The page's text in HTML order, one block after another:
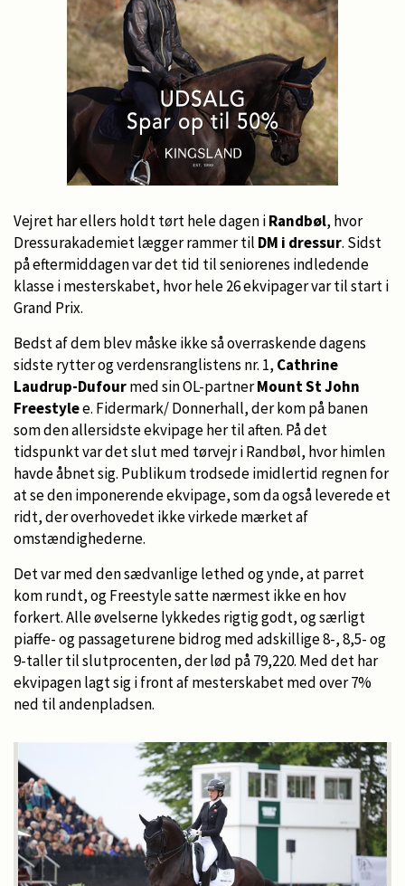
Vejret har ellers holdt tørt hele dagen iRandbøl, hvor
Dressurakademiet lægger rammer til DM i dressur. Sidst
på eftermiddagen var det tid til seniorenes indledende
klasse i mesterskabet, hvor hele 26 ekvipager var til start i
Grand Prix.
Bedst af dem blev måske ikke så overraskende dagens
sidste rytter og verdensranglistens nr. 1, Cathrine
Laudrup-Dufourmed sin OL-partnerMount St John
Freestylee. Fidermark/ Donnerhall, der kom på banen
som den allersidste ekvipage her til aften. På det
tidspunkt var det slut med tørvejr i Randbøl, hvor himlen
havde åbnet sig. Publikum trodsede imidlertid regnen for
at se den imponerende ekvipage, som da også leverede et
ridt, der overhovedet ikke virkede mærket af
omstændighederne.
Det var med den sædvanlige lethed og ynde, at parret
kom rundt, og Freestyle satte nærmest ikke en hov
forkert. Alle øvelserne lykkedes rigtig godt, og særligt
piaffe- og passageturene bidrog med adskillige 8-, 8,5- og
9-taller til slutprocenten, der lød på 79,220. Med det har
ekvipagen lagt sig i front af mesterskabet med over 7%
ned til andenpladsen.